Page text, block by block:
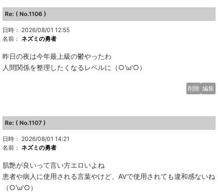
Re: ( No.1106 )
日時： 2026/08/01 12:55
名前： ネズミの勇者
昨日の夜は今年最上級の鬱やったわ
人間関係を整理したくなるレベルに（○'ω'○）
編集
削除
Re: ( No.1107 )
日時： 2026/08/01 14:21
名前： ネズミの勇者
肌艶が良いって言い方エロいよね
患者や病人に使用される言葉やけど、AVで使用されても違和感ないね
（○'ω'○）